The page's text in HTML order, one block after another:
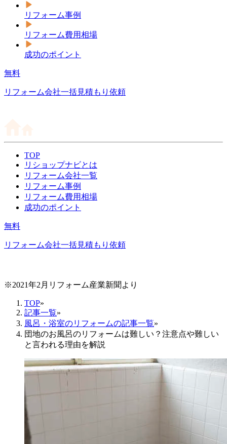
リフォーム事例
リフォーム費用相場
成功のポイント
無料
リフォーム会社一括見積もり依頼
TOP
リショップナビとは
リフォーム会社一覧
リフォーム事例
リフォーム費用相場
成功のポイント
無料
リフォーム会社一括見積もり依頼
※2021年2月リフォーム産業新聞より
TOP»
記事一覧»
風呂・浴室のリフォームの記事一覧»
団地のお風呂のリフォームは難しい？注意点や難しい
と言われる理由を解説